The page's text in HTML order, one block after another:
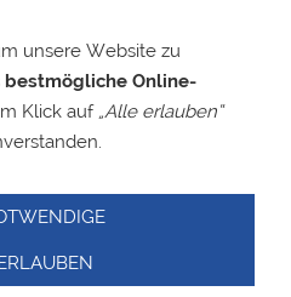
unsere Website zu
bestmögliche Online-
Klick auf „Alle erlauben“